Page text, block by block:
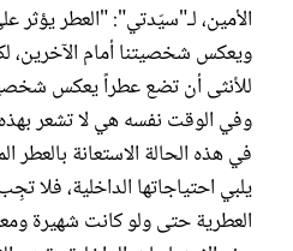
الأمين، لـ"سيّدتي": "العطر يؤثر
ويعكس شخصيتنا أمام الآخرين،
للأنثى أن تضع عطراً يعكس
وفي الوقت نفسه هي لا تشعر بهذه
في هذه الحالة الاستعانة
يلبي احتياجاتها الداخلية، فلا
العطرية حتى ولو كانت شهيرة